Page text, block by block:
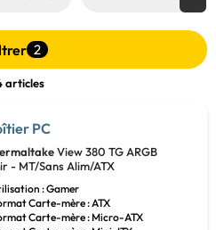
2
articles
PC
View 380 TG ARGB
- MT/Sans Alim/ATX
: Gamer
Carte-mère : ATX
Carte-mère : Micro-ATX